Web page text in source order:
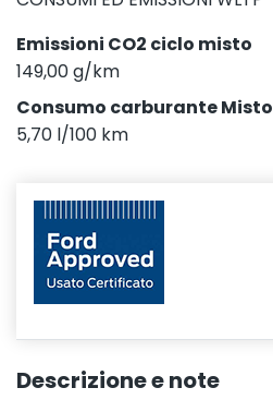
Emissioni CO2 ciclo misto
149,00 g/km
Consumo carburante Misto
5,70 l/100 km
Descrizione e note